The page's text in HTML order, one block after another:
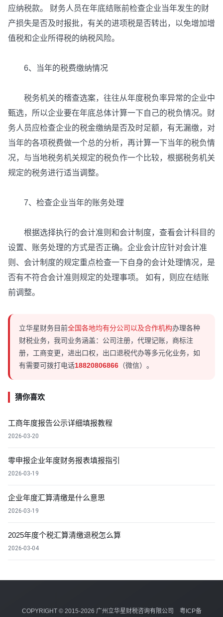
应纳税款。 财务人员在年底结账前检查企业当年发生的财
产损失是否及时报批，有关的进项税是否转出，以免增加增
值税和企业所得税的纳税风险。
6、当年的税费缴纳情况
税务机关的稽查选案，往往从年度税负率异常的企业中
甄选，所以企业要在年底总体计算一下自己的税负情况。财
务人员应检查企业的税金缴纳是否及时足额，有无漏缴，对
当年的各项税费做一个总的分析，再计算一下当年的税负情
况，与当地税务机关规定的税负作一个比较，根据税务机关
规定的税务进行适当调整。
7、检查企业当年的账务处理
根据选择执行的会计准则和会计制度，查看会计科目的
设置、账务处理的方式是否正确。企业会计应针对会计准
则、会计制度的规定重点检查一下自身的会计处理情况，是
否有不符合会计准则规定的处理事项。 如有，则应在结账
前调整。
立华星财务目前全国各地均有分公司以及合作机构办理各种
财税业务，我司业务涵盖：公司注册，代理记账，商标注
册，工商变更，进出口权，出口退税代办等多元化业务，如
有需要可拨打电话18820806866 （微信）。
猜你喜欢
工商年度报告公示详细填报教程
2026-03-20
零申报企业年度财务报表填报指引
2026-03-19
企业年度汇算清缴是什么意思
2026-03-19
2025年度个税汇算清缴退税怎么算
2026-03-04
COPYRIGHT © 2015-2026 广州立华星财税咨询有限公司 粤ICP备